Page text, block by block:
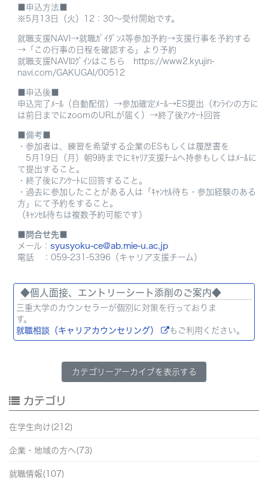
■申込方法■
※5月13日（火）12：30～受付開始です。
就職支援NAVI→就職ｶﾞｲﾀﾞﾝｽ等参加予約→支援行事を予約する
→「この行事の日程を確認する」より予約
就職支援NAVIﾛｸﾞｲﾝはこちら https://www2.kyujin-
navi.com/GAKUGAI/00512
■申込後■
申込完了ﾒｰﾙ（自動配信）→参加確定ﾒｰﾙ→ES提出（ｵﾝﾗｲﾝの方に
は前日までにzoomのURLが届く）→終了後ｱﾝｹｰﾄ回答
■備考■
・参加者は、練習を希望する企業のESもしくは履歴書を
5月19日（月）朝9時までにｷｬﾘｱ支援ﾁｰﾑへ持参もしくはﾒｰﾙに
て提出すること。
・終了後にｱﾝｹｰﾄに回答すること。
・過去に参加したことがある人は「ｷｬﾝｾﾙ待ち・参加経験のある
方」にて予約をすること。
（ｷｬﾝｾﾙ待ちは複数予約可能です）
■問合せ先■
メール： syusyoku-ce@ab.mie-u.ac.jp
電話 ：059-231-5396（キャリア支援チーム）
◆個人面接、エントリーシート添削のご案内◆
三重大学のカウンセラーが個別に対策を行っておりま
就職相談（キャリアカウンセリング）
もご利用ください。
カテゴリーアーカイブを表示する
カテゴリ
在学生向け(212)
企業・地域の方へ(73)
就職情報(107)